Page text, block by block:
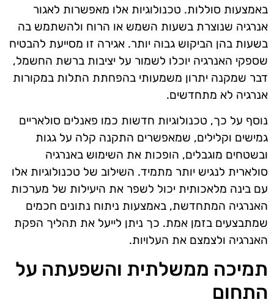
באמצעות סוללות. טכנולוגיות אלו מאפשרות לאגור
אנרגיה שנוצרת בשעות השמש או הרוח ולהשתמש בה
בשעות בהן הביקוש גבוה יותר. אגירה זו מסייעת להבטיח
שספקי האנרגיה יוכלו לשמור על יציבות ברשת החשמל,
דבר שמקנה יתרון משמעותי בהפחתת התלות במקורות
אנרגיה לא מתחדשים.
נוסף על כך, טכנולוגיות חדשות כמו פאנלים סולאריים
גמישים וקלילים, שמאפשרים התקנה קלה על גגות
ובשטחים מוגבלים, הופכות את השימוש באנרגיה
סולארית לנגיש יותר מתמיד. השילוב של טכנולוגיות אלו
עם בינה מלאכותית יכול לשפר את היעילות של מערכות
האנרגיה המתחדשת, באמצעות ניתוח נתונים חכמים
שמתבצעים בזמן אמת. כך ניתן לייעל את תהליך הפקת
האנרגיה ולצמצם את העלויות.
תמיכה ממשלתית והשפעתה על
התחום